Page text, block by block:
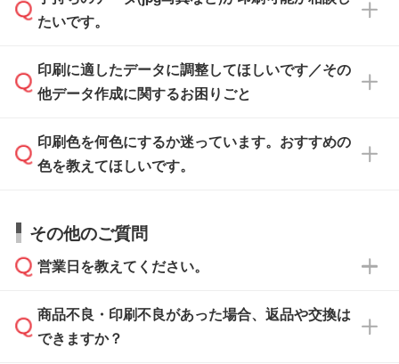
タを1点作成いたします。
ください。
ご入稿後は経験豊富なスタッフがデータに不備
がないかチェックし、お客様と確認してから印
刷に進みますので、ご安心ください。
ます。各商品ページの『印刷方法・テンプレー
入稿用のテンプレートはPDF形式ですが、
IllustratorやPhotoshopで開いてご利用いただけ
方」をご確認ください。
たいです。
印刷に適したデータ・解像度かどうか、担当ス
タッフが事前に確認いたします。
ムへ添付いただくか、担当スタッフ宛にメール
でお送りください。
い合わせください。
なお、印刷用データの作り方に関する詳細は、
印刷に適したデータに調整してほしいです／その
他データ作成に関するお困りごと
データ作成でお困りの際には、担当スタッフが
サポートいたしますのでお気軽にご相談くださ
から添付してお送りください。
・解像度の低いデータをトレース/調整してほ
しい
解像度の低い画像や、手書きのイラスト、写真
などを、印刷に適したベクターデータに変換し
印刷色を何色にするか迷っています。おすすめの
色を教えてほしいです。
お見積・ご注文・
相談いただきますと、担当スタッフがお客様の
ご希望や商品の本体色を確認し、印刷色をご提
本体色がブラック、ネイビーなど濃色の場合は
白色か淡い色の印刷色をおすすめしておりま
す。
その他のご質問
営業日を教えてください。
営業日は平日の10:00～18:00で、土日祝日はお
休みとなります。注文・見積・お問い合わせ
商品不良・印刷不良があった場合、返品や交換は
できますか？